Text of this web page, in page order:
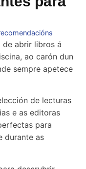
de abrir libros á
ao carón dun
sempre apetece
de lecturas
e as editoras
para
durante as